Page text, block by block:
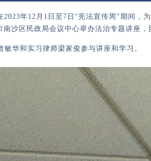
年12月1日至7日“宪法宣传周”期间
沙区民政局会议中心举办法治专题讲座
华和实习律师梁家俊参与讲座和学习。